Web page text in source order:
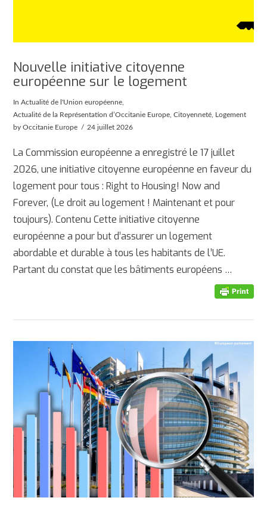
Nouvelle initiative citoyenne
européenne sur le logement
InActualité de l'Union européenne
Actualité de la Représentation d’Occitanie Europe ,Citoyenneté
Logement
by Occitanie Europe
24 juillet 2026
La Commission européenne a enregistré le 17 juillet
2026, une initiative citoyenne européenne en faveur du
logement pour tous : Right to Housing! Now and
Forever, (Le droit au logement ! Maintenant et pour
toujours). Contenu Cette initiative citoyenne
européenne a pour but d’assurer un logement
abordable et durable à tous les habitants de l’UE.
Partant du constat que les bâtiments européens …